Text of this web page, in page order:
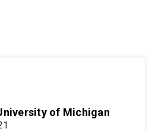
of Michigan